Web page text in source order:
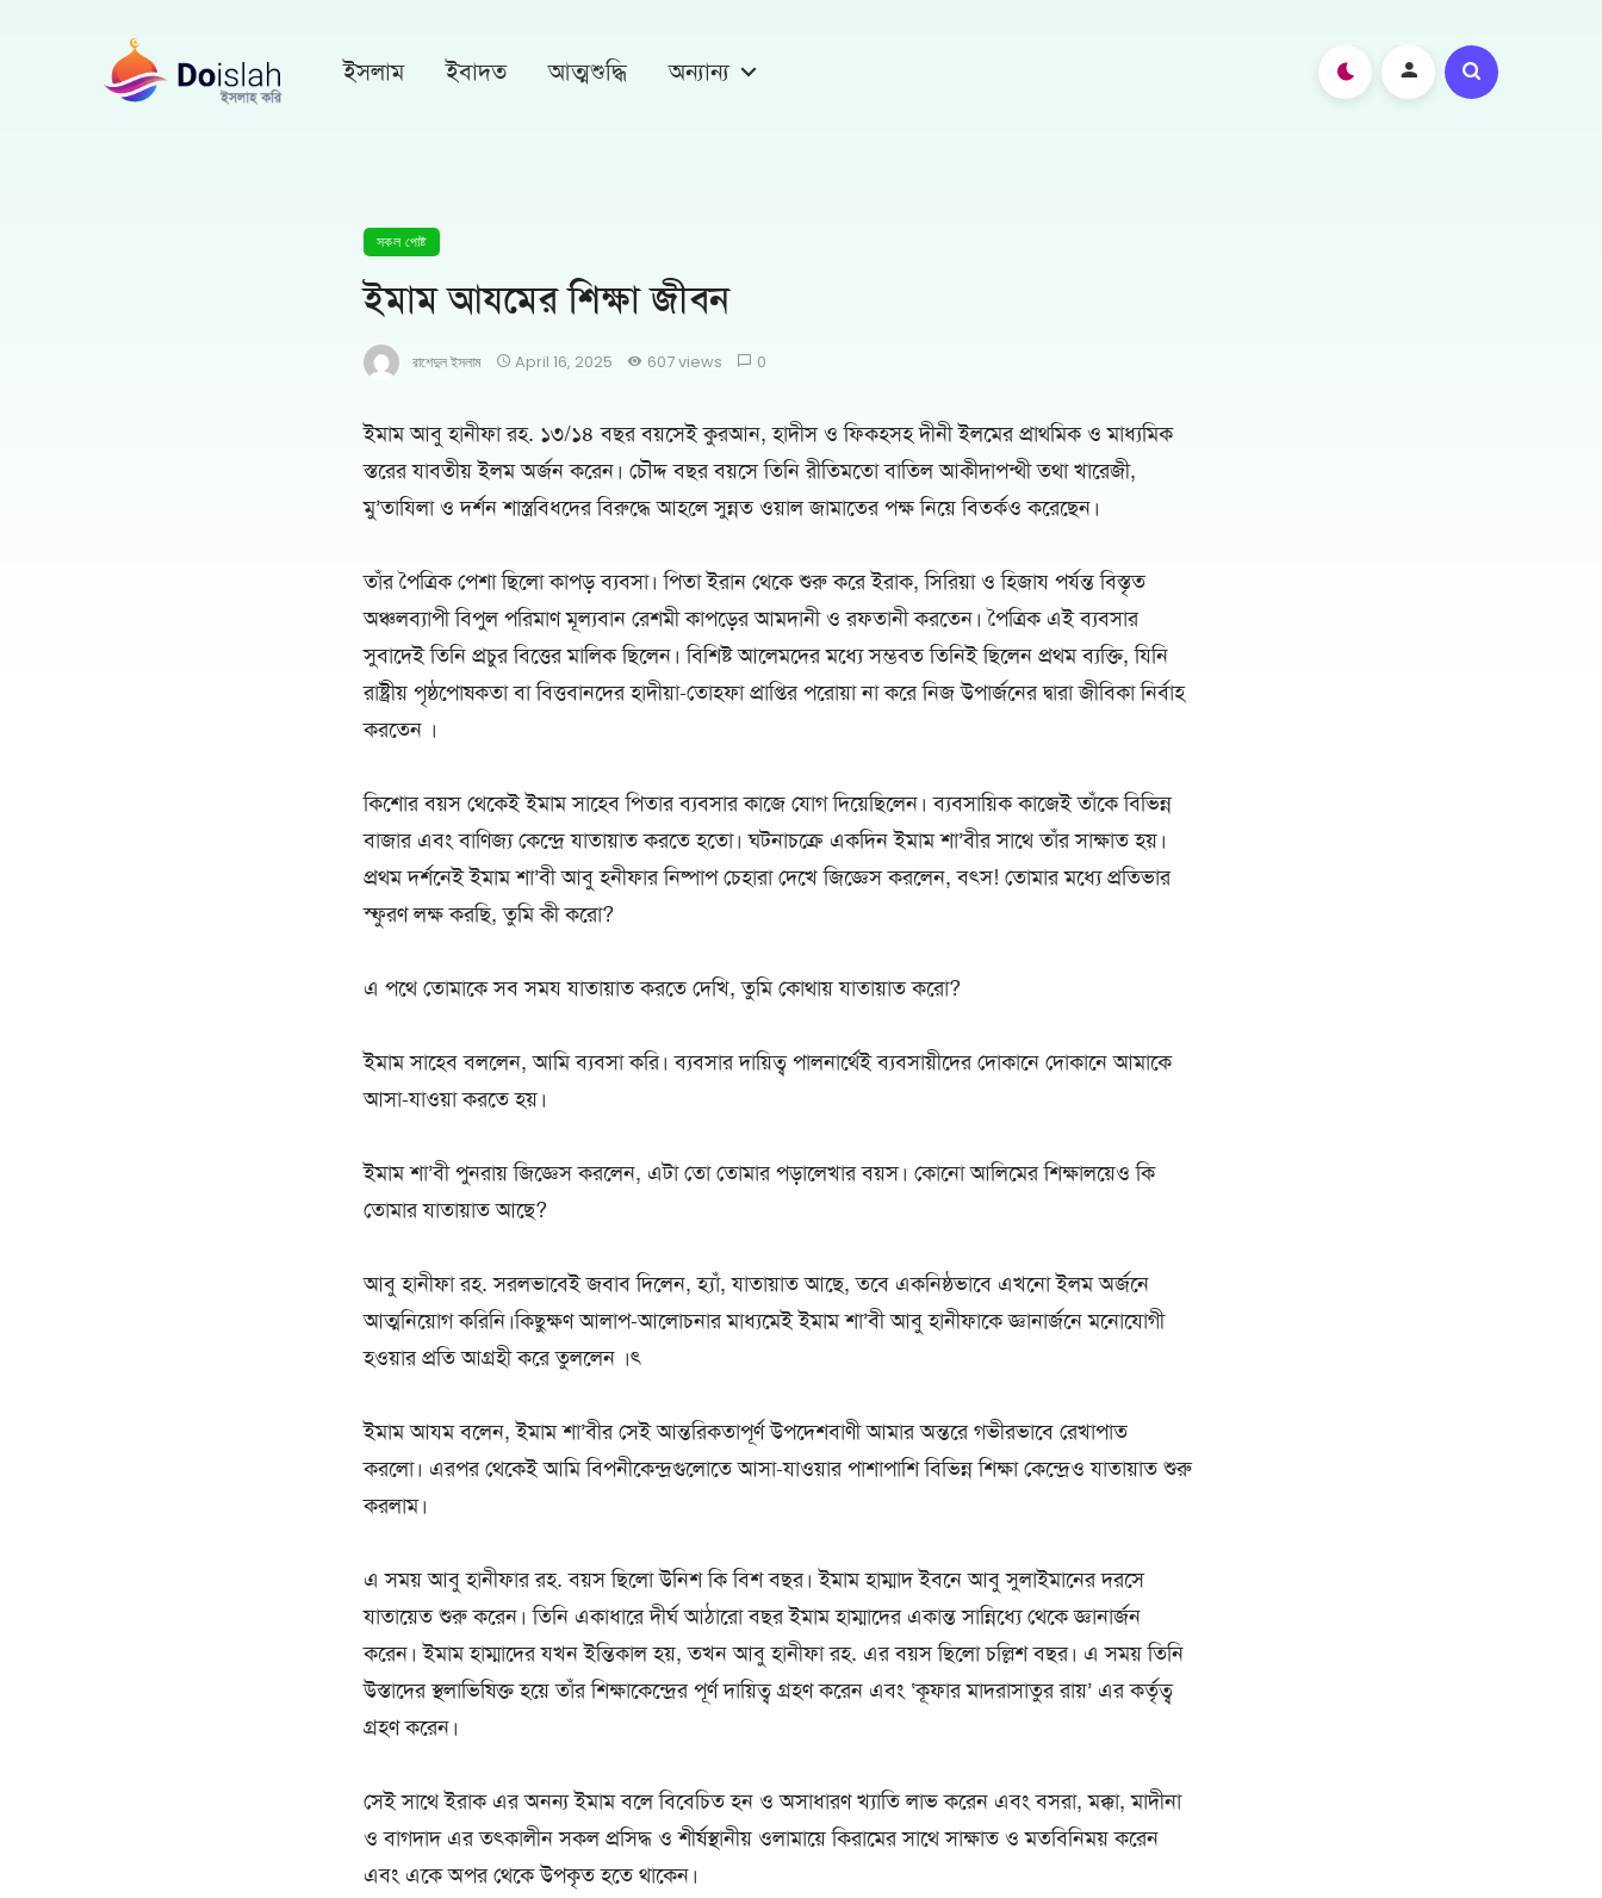
ইসলাম ইবাদত আত্মশুদ্ধি অন্যান্য
সকল পোষ্ট
ইমাম আযমের শিক্ষা জীবন
রাশেদুল ইসলাম April 16, 2025 607 views 0
ইমাম আবু হানীফা রহ. ১৩/১৪ বছর বয়সেই কুরআন, হাদীস ও ফিকহসহ দীনী ইলমের প্রাথমিক ও মাধ্যমিক
স্তরের যাবতীয় ইলম অর্জন করেন। চৌদ্দ বছর বয়সে তিনি রীতিমতো বাতিল আকীদাপন্থী তথা খারেজী,
মু’তাযিলা ও দর্শন শাস্ত্রবিধদের বিরুদ্ধে আহলে সুন্নত ওয়াল জামাতের পক্ষ নিয়ে বিতর্কও করেছেন।
তাঁর পৈত্রিক পেশা ছিলো কাপড় ব্যবসা। পিতা ইরান থেকে শুরু করে ইরাক, সিরিয়া ও হিজায পর্যন্ত বিস্তৃত
অঞ্চলব্যাপী বিপুল পরিমাণ মূল্যবান রেশমী কাপড়ের আমদানী ও রফতানী করতেন। পৈত্রিক এই ব্যবসার
সুবাদেই তিনি প্রচুর বিত্তের মালিক ছিলেন। বিশিষ্ট আলেমদের মধ্যে সম্ভবত তিনিই ছিলেন প্রথম ব্যক্তি, যিনি
রাষ্ট্রীয় পৃষ্ঠপোষকতা বা বিত্তবানদের হাদীয়া-তোহফা প্রাপ্তির পরোয়া না করে নিজ উপার্জনের দ্বারা জীবিকা নির্বাহ
করতেন ।
কিশোর বয়স থেকেই ইমাম সাহেব পিতার ব্যবসার কাজে যোগ দিয়েছিলেন। ব্যবসায়িক কাজেই তাঁকে বিভিন্ন
বাজার এবং বাণিজ্য কেন্দ্রে যাতায়াত করতে হতো। ঘটনাচক্রে একদিন ইমাম শা’বীর সাথে তাঁর সাক্ষাত হয়।
প্রথম দর্শনেই ইমাম শা’বী আবু হনীফার নিষ্পাপ চেহারা দেখে জিজ্ঞেস করলেন, বৎস! তোমার মধ্যে প্রতিভার
স্ফুরণ লক্ষ করছি, তুমি কী করো?
এ পথে তোমাকে সব সময যাতায়াত করতে দেখি, তুমি কোথায় যাতায়াত করো?
ইমাম সাহেব বললেন, আমি ব্যবসা করি। ব্যবসার দায়িত্ব পালনার্থেই ব্যবসায়ীদের দোকানে দোকানে আমাকে
আসা-যাওয়া করতে হয়।
ইমাম শা’বী পুনরায় জিজ্ঞেস করলেন, এটা তো তোমার পড়ালেখার বয়স। কোনো আলিমের শিক্ষালয়েও কি
তোমার যাতায়াত আছে?
আবু হানীফা রহ. সরলভাবেই জবাব দিলেন, হ্যাঁ, যাতায়াত আছে, তবে একনিষ্ঠভাবে এখনো ইলম অর্জনে
আত্মনিয়োগ করিনি।কিছুক্ষণ আলাপ-আলোচনার মাধ্যমেই ইমাম শা’বী আবু হানীফাকে জ্ঞানার্জনে মনোযোগী
হওয়ার প্রতি আগ্রহী করে তুললেন ।ৎ
ইমাম আযম বলেন, ইমাম শা’বীর সেই আন্তরিকতাপূর্ণ উপদেশবাণী আমার অন্তরে গভীরভাবে রেখাপাত
করলো। এরপর থেকেই আমি বিপনীকেন্দ্রগুলোতে আসা-যাওয়ার পাশাপাশি বিভিন্ন শিক্ষা কেন্দ্রেও যাতায়াত শুরু
করলাম।
এ সময় আবু হানীফার রহ. বয়স ছিলো উনিশ কি বিশ বছর। ইমাম হাম্মাদ ইবনে আবু সুলাইমানের দরসে
যাতায়েত শুরু করেন। তিনি একাধারে দীর্ঘ আঠারো বছর ইমাম হাম্মাদের একান্ত সান্নিধ্যে থেকে জ্ঞানার্জন
করেন। ইমাম হাম্মাদের যখন ইন্তিকাল হয়, তখন আবু হানীফা রহ. এর বয়স ছিলো চল্লিশ বছর। এ সময় তিনি
উস্তাদের স্থলাভিষিক্ত হয়ে তাঁর শিক্ষাকেন্দ্রের পূর্ণ দায়িত্ব গ্রহণ করেন এবং ‘কূফার মাদরাসাতুর রায়’ এর কর্তৃত্ব
গ্রহণ করেন।
সেই সাথে ইরাক এর অনন্য ইমাম বলে বিবেচিত হন ও অসাধারণ খ্যাতি লাভ করেন এবং বসরা, মক্কা, মাদীনা
ও বাগদাদ এর তৎকালীন সকল প্রসিদ্ধ ও শীর্ষস্থানীয় ওলামায়ে কিরামের সাথে সাক্ষাত ও মতবিনিময় করেন
এবং একে অপর থেকে উপকৃত হতে থাকেন।